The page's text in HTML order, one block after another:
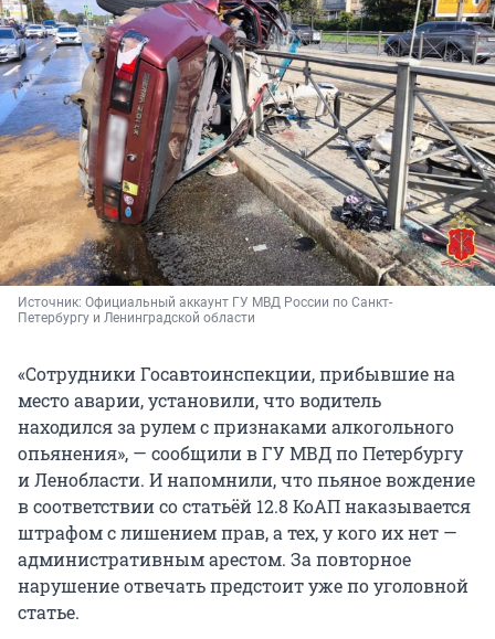
Источник: Официальный аккаунт ГУ МВД России по Санкт-
Петербургу и Ленинградской области
«Сотрудники Госавтоинспекции, прибывшие на
место аварии, установили, что водитель
находился за рулем с признаками алкогольного
опьянения», — сообщили в ГУ МВД по Петербургу
и Ленобласти. И напомнили, что пьяное вождение
в соответствии со статьёй 12.8 КоАП наказывается
штрафом с лишением прав, а тех, у кого их нет —
административным арестом. За повторное
нарушение отвечать предстоит уже по уголовной
статье.